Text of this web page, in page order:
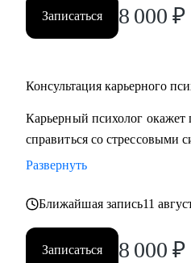
Записаться 8 000 ₽
Консультация карьерного
Карьерный психолог
справиться со стрессовыми
Развернуть
Ближайшая запись11
Записаться 8 000 ₽